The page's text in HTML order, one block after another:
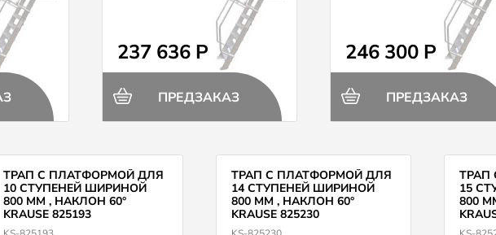
237 636 Р
ПРЕДЗАКАЗ
246 300 Р
ПРЕДЗАКАЗ
ТРАП С ПЛАТФОРМОЙ ДЛЯ
10 СТУПЕНЕЙ ШИРИНОЙ
800 ММ , НАКЛОН 60°
KRAUSE 825193
ТРАП С ПЛАТФОРМОЙ ДЛЯ
14 СТУПЕНЕЙ ШИРИНОЙ
800 ММ , НАКЛОН 60°
KRAUSE 825230
ТРАП
15
800